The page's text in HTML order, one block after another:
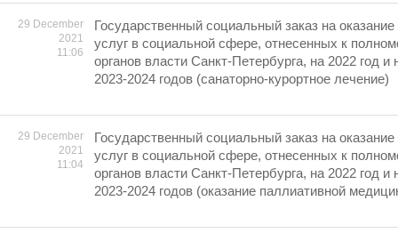
29 December
2021
11:06
Государственный социальный заказ на
услуг в социальной сфере, отнесенных к
органов власти Санкт-Петербурга, на 2022 год
2023-2024 годов (санаторно-курортное лечение)
29 December
2021
11:04
Государственный социальный заказ на
услуг в социальной сфере, отнесенных к
органов власти Санкт-Петербурга, на 2022 год
2023-2024 годов (оказание паллиативной